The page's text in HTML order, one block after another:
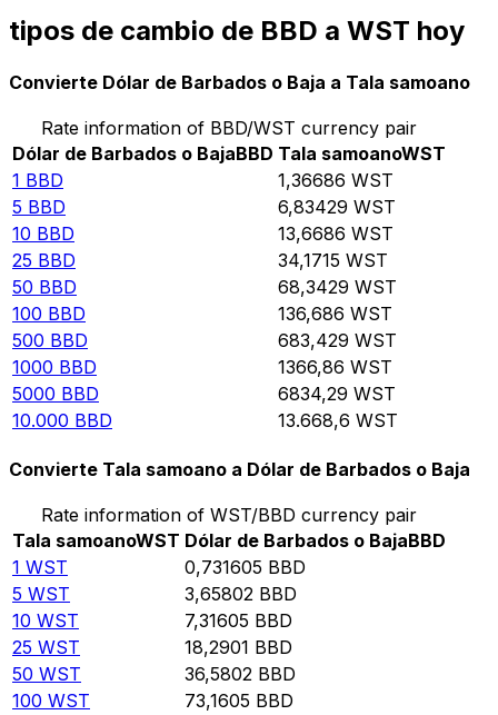
tipos de cambio de BBD a WST hoy
Convierte Dólar de Barbados o Baja a Tala samoano
Rate information of BBD/WST currency pair
Dólar de Barbados o BajaBBD Tala samoanoWST
1 BBD 1,36686 WST
5 BBD 6,83429 WST
10 BBD 13,6686 WST
25 BBD 34,1715 WST
50 BBD 68,3429 WST
100 BBD 136,686 WST
500 BBD 683,429 WST
1000 BBD 1366,86 WST
5000 BBD 6834,29 WST
10.000 BBD 13.668,6 WST
Convierte Tala samoano a Dólar de Barbados o Baja
Rate information of WST/BBD currency pair
Tala samoanoWST Dólar de Barbados o BajaBBD
1 WST 0,731605 BBD
5 WST 3,65802 BBD
10 WST 7,31605 BBD
25 WST 18,2901 BBD
50 WST 36,5802 BBD
100 WST 73,1605 BBD